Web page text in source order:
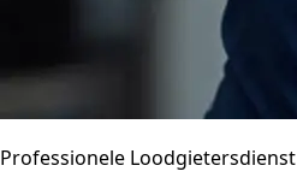
Professionele Loodgietersdienst